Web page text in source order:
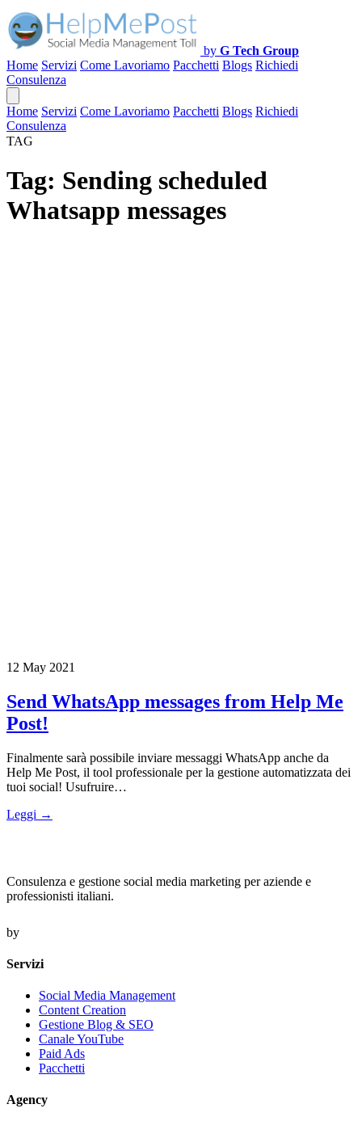
by G Tech Group
Home Servizi Come Lavoriamo Pacchetti Blogs Richiedi
Consulenza
Home Servizi Come Lavoriamo Pacchetti Blogs Richiedi
Consulenza
TAG
Tag: Sending scheduled
Whatsapp messages
12 May 2021
Send WhatsApp messages from Help Me
Post!
Finalmente sarà possibile inviare messaggi WhatsApp anche da
Help Me Post, il tool professionale per la gestione automatizzata dei
tuoi social! Usufruire…
Leggi →
Consulenza e gestione social media marketing per aziende e
professionisti italiani.
by
Servizi
Social Media Management
Content Creation
Gestione Blog & SEO
Canale YouTube
Paid Ads
Pacchetti
Agency